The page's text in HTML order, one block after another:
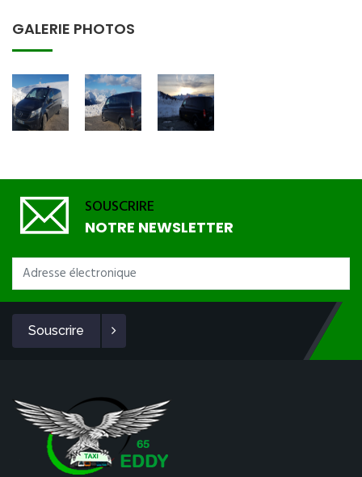
GALERIE PHOTOS
SOUSCRIRE
NOTRE NEWSLETTER
Souscrire